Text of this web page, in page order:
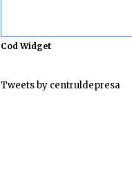
Cod Widget
Tweets by centruldepresa